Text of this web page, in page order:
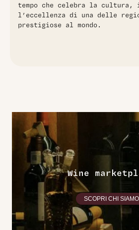
tempo che celebra la
l’eccellenza di una delle
prestigiose al mondo.
Wine
SCOPRI CHI SIAMO